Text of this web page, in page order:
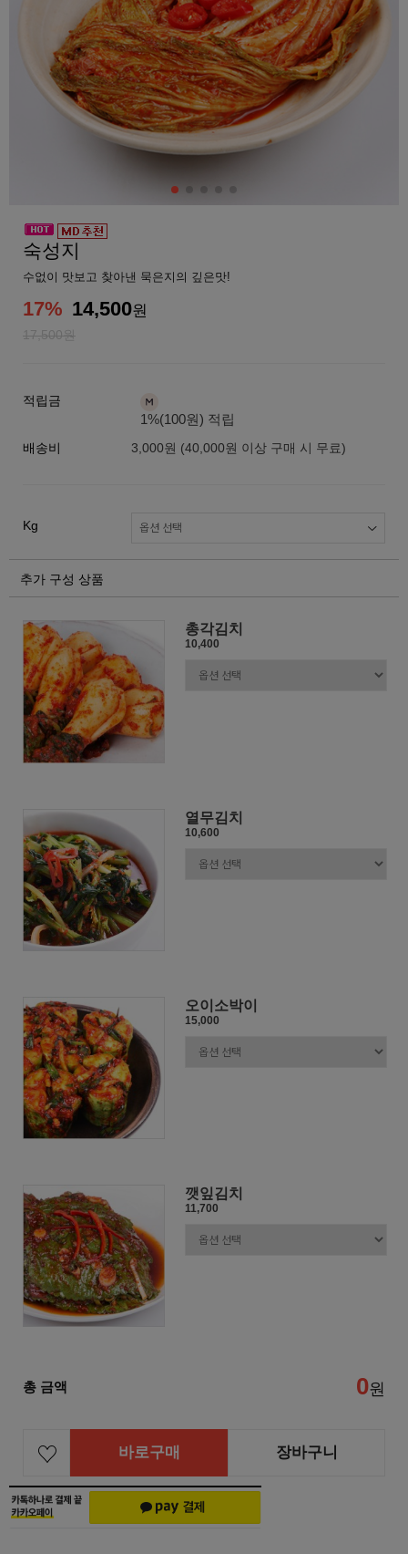
숙성지
수없이 맛보고 찾아낸 묵은지의 깊은맛!
17% 14,500원
17,500원
적립금
1%(100원) 적립
배송비 3,000원 (40,000원 이상 구매 시 무료)
Kg
추가 구성 상품
총각김치
10,400
열무김치
10,600
오이소박이
15,000
깻잎김치
11,700
총 금액 0원
바로구매 장바구니